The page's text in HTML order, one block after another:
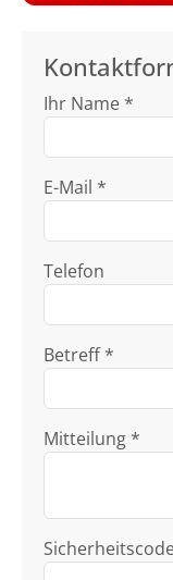
Ihr Name *
E-Mail *
Telefon
Betreff *
Mitteilung *